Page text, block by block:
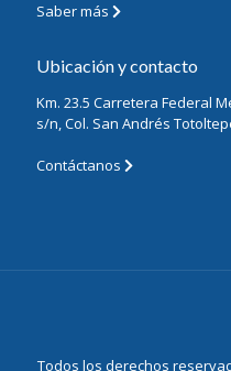
Saber más
Ubicación y contacto
Km. 23.5 Carretera Federal
s/n, Col. San Andrés
Contáctanos
Todos los derechos